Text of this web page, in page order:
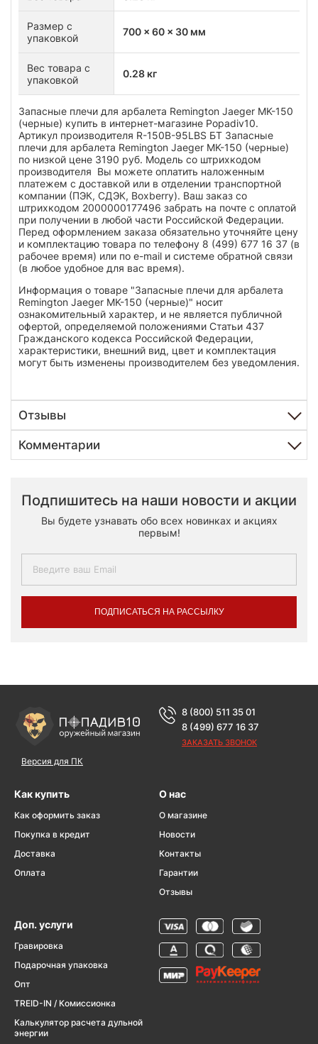
Размер с
упаковкой
700 x 60 x 30 мм
Вес товара с
упаковкой
0.28 кг
Запасные плечи для арбалета Remington Jaeger MK-150
(черные) купить в интернет-магазине Popadiv10.
Артикул производителя R-150B-95LBS БТ Запасные
плечи для арбалета Remington Jaeger MK-150 (черные)
по низкой цене 3190 руб. Модель со штрихкодом
производителя Вы можете оплатить наложенным
платежем с доставкой или в отделении транспортной
компании (ПЭК, СДЭК, Boxberry). Ваш заказ со
штрихкодом 2000000177496 забрать на почте с оплатой
при получении в любой части Российской Федерации.
Перед оформлением заказа обязательно уточняйте цену
и комплектацию товара по телефону 8 (499) 677 16 37 (в
рабочее время) или по e-mail и системе обратной связи
(в любое удобное для вас время).
Информация о товаре "Запасные плечи для арбалета
Remington Jaeger MK-150 (черные)" носит
ознакомительный характер, и не является публичной
офертой, определяемой положениями Статьи 437
Гражданского кодекса Российской Федерации,
характеристики, внешний вид, цвет и комплектация
могут быть изменены производителем без уведомления.
Отзывы
Комментарии
Подпишитесь на наши новости и акции
Вы будете узнавать обо всех новинках и акциях
первым!
ПОДПИСАТЬСЯ НА РАССЫЛКУ
Версия для ПК
8 (800) 511 35 01
8 (499) 677 16 37
ЗАКАЗАТЬ ЗВОНОК
Как купить
Как оформить заказ
Покупка в кредит
Доставка
Оплата
О нас
О магазине
Новости
Контакты
Гарантии
Отзывы
Доп. услуги
Гравировка
Подарочная упаковка
Опт
TREID-IN / Комиссионка
Калькулятор расчета дульной
энергии